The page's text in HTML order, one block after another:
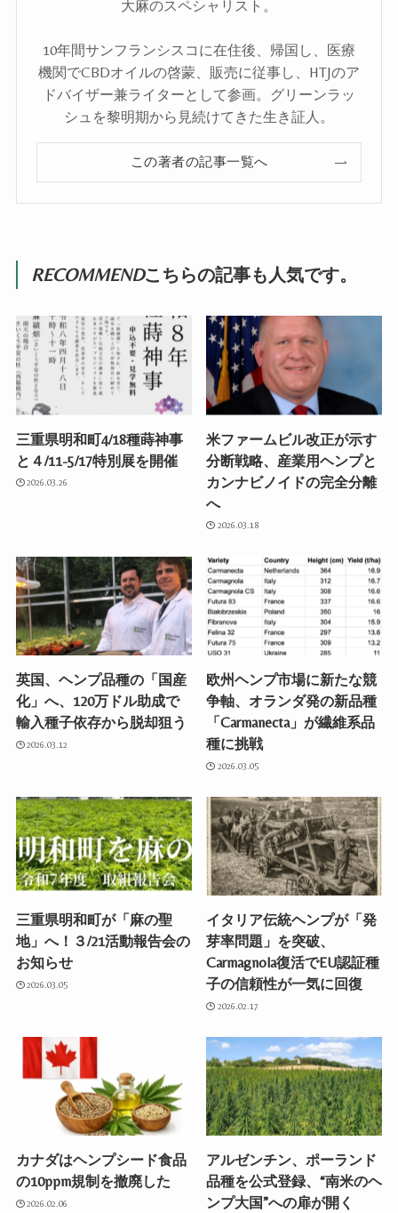
大麻のスペシャリスト。
10年間サンフランシスコに在住後、帰国し、医療
機関でCBDオイルの啓蒙、販売に従事し、HTJのア
ドバイザー兼ライターとして参画。グリーンラッ
シュを黎明期から見続けてきた生き証人。
この著者の記事一覧へ
RECOMMENDこちらの記事も人気です。
三重県明和町4/18種蒔神事
と４/11-5/17特別展を開催
2026.03.26
米ファームビル改正が示す
分断戦略、産業用ヘンプと
カンナビノイドの完全分離
へ
2026.03.18
英国、ヘンプ品種の「国産
化」へ、120万ドル助成で
輸入種子依存から脱却狙う
2026.03.12
欧州ヘンプ市場に新たな競
争軸、オランダ発の新品種
「Carmanecta」が繊維系品
種に挑戦
2026.03.05
三重県明和町が「麻の聖
地」へ！３/21活動報告会の
お知らせ
2026.03.05
イタリア伝統ヘンプが「発
芽率問題」を突破、
Carmagnola復活でEU認証種
子の信頼性が一気に回復
2026.02.17
カナダはヘンプシード食品
の10ppm規制を撤廃した
2026.02.06
アルゼンチン、ポーランド
品種を公式登録、“南米のヘ
ンプ大国”への扉が開く